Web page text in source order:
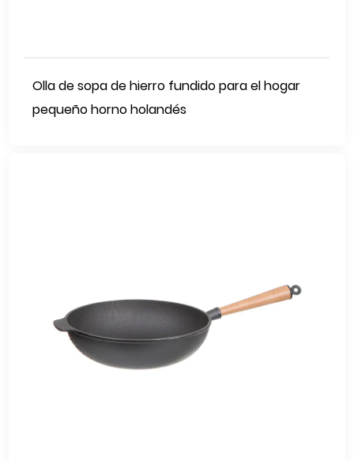
Olla de sopa de hierro fundido para el hogar
pequeño horno holandés